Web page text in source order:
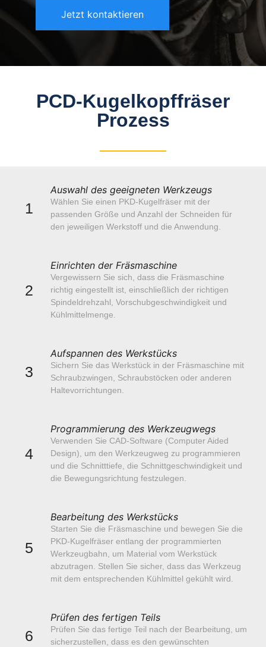
Jetzt kontaktieren
PCD-Kugelkopffräser
Prozess
1
Auswahl des geeigneten Werkzeugs
Wählen Sie einen PKD-Kugelfräser mit der
passenden Größe und Anzahl der Schneiden für
den jeweiligen Werkstoff und die Anwendung.
2
Einrichten der Fräsmaschine
Vergewissern Sie sich, dass die Fräsmaschine
richtig eingestellt ist, einschließlich der richtigen
Spindeldrehzahl, Vorschubgeschwindigkeit und
Kühlmittelmenge.
3
Aufspannen des Werkstücks
Sichern Sie das Werkstück in der Fräsmaschine mit
Schraubzwingen, Schraubstöcken oder anderen
Haltevorrichtungen.
4
Programmierung des Werkzeugwegs
Verwenden Sie CAD-Software (Computer Aided
Design), um den Werkzeugweg zu programmieren
und die Schnitttiefe, die Schnittgeschwindigkeit und
die Bewegungsrichtung festzulegen.
5
Bearbeitung des Werkstücks
Starten Sie die Fräsmaschine und bewegen Sie die
PKD-Kugelfräser entlang der programmierten
Werkzeugbahn, um Material vom Werkstück
abzutragen. Stellen Sie sicher, dass das Werkzeug
mit dem entsprechenden Kühlmittel gekühlt wird.
6
Prüfen des fertigen Teils
Prüfen Sie das fertige Teil nach der Bearbeitung, um
sicherzustellen, dass es den gewünschten